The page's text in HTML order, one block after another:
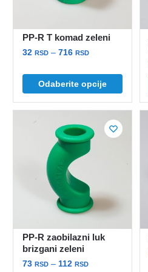
stranici
PP-R T komad zeleni
32RSD – 716RSDRaspon
32 rsd
do
716 rsd
Odaberite opcije
Ovaj
proizvod
ima
varijanti.
izabrane
proizvoda.
PP-R zaobilazni luk
brizgani zeleni
73RSD – 112RSDRaspon